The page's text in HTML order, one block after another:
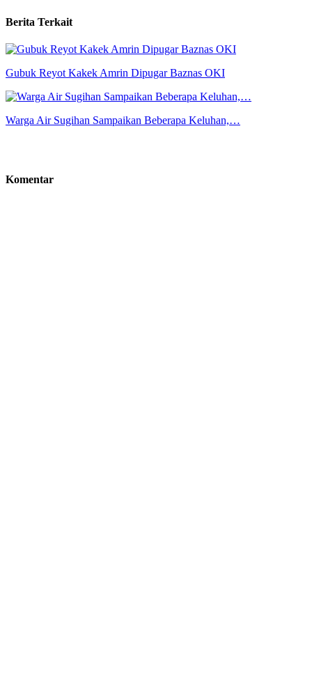
Berita Terkait
Gubuk Reyot Kakek Amrin Dipugar Baznas OKI
Warga Air Sugihan Sampaikan Beberapa Keluhan,…
Komentar